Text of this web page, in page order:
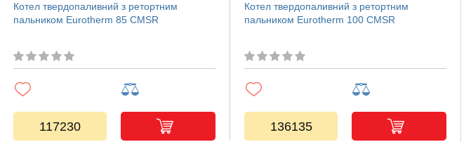
Котел твердопаливний з ретортним
пальником Eurotherm 85 CMSR
117230
Котел твердопаливний з ретортним
пальником Eurotherm 100 CMSR
136135